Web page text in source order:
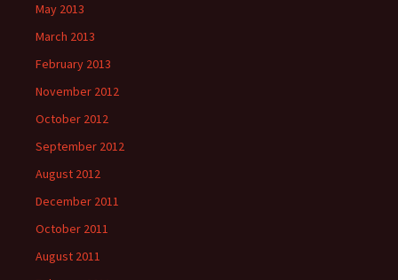
May 2013
March 2013
February 2013
November 2012
October 2012
September 2012
August 2012
December 2011
October 2011
August 2011